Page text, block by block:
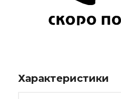
Характеристики